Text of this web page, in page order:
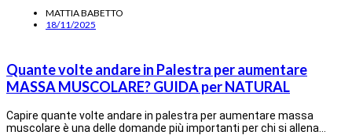
MATTIA BABETTO
18/11/2025
Quante volte andare in Palestra per aumentare
MASSA MUSCOLARE? GUIDA per NATURAL
Capire quante volte andare in palestra per aumentare massa
muscolare è una delle domande più importanti per chi si allena…